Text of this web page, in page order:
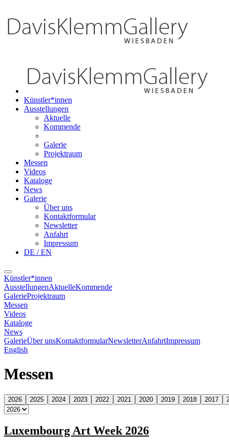
Künstler*innen
Ausstellungen
Aktuelle
Kommende
Galerie
Projektraum
Messen
Videos
Kataloge
News
Galerie
Über uns
Kontaktformular
Newsletter
Anfahrt
Impressum
DE / EN
Künstler*innen
AusstellungenAktuelleKommende
GalerieProjektraum
Messen
Videos
Kataloge
News
GalerieÜber unsKontaktformularNewsletterAnfahrtImpressum
English
Messen
2026 2025 2024 2023 2022 2021 2020 2019 2018 2017
Luxembourg Art Week 2026